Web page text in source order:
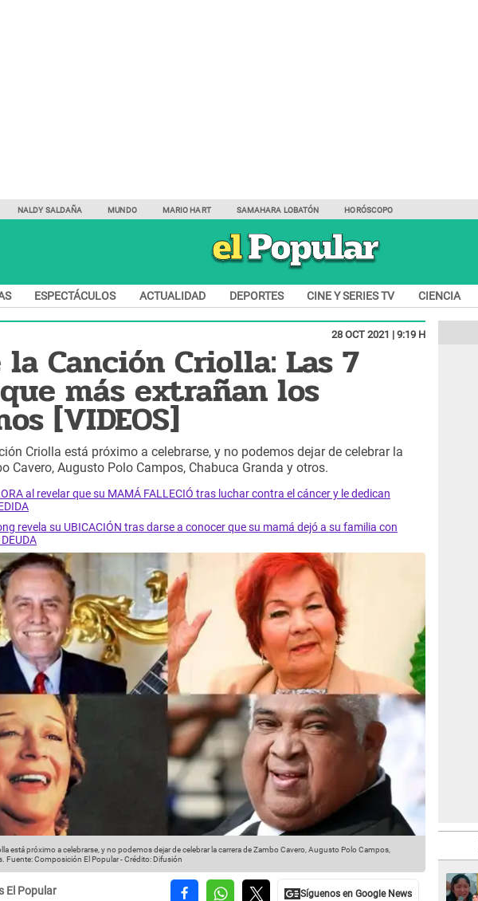
NALDY SALDAÑA MUNDO MARIO HART SAMAHARA LOBATÓN HORÓSCOPO
ESPECTÁCULOS ACTUALIDAD DEPORTES CINE Y SERIES TV CIENCIA
28 OCT 2021 | 9:19 H
Canción Criolla: Las 7
más extrañan los
[VIDEOS]
Criolla está próximo a celebrarse, y no podemos dejar de celebrar la
Cavero, Augusto Polo Campos, Chabuca Granda y otros.
al revelar que su MAMÁ FALLECIÓ tras luchar contra el cáncer y le dedican
revela su UBICACIÓN tras darse a conocer que su mamá dejó a su familia con
está próximo a celebrarse, y no podemos dejar de celebrar la carrera de Zambo Cavero, Augusto Polo Campos,
Fuente: Composición El Popular-Crédito: Difusión
El Popular